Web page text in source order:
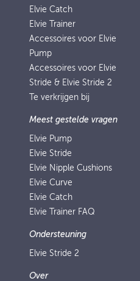
Elvie Catch
Elvie Trainer
Accessoires voor Elvie
Pump
Accessoires voor Elvie
Stride & Elvie Stride 2
Te verkrijgen bij
Meest gestelde vragen
Elvie Pump
Elvie Stride
Elvie Nipple Cushions
Elvie Curve
Elvie Catch
Elvie Trainer FAQ
Ondersteuning
Elvie Stride 2
Over